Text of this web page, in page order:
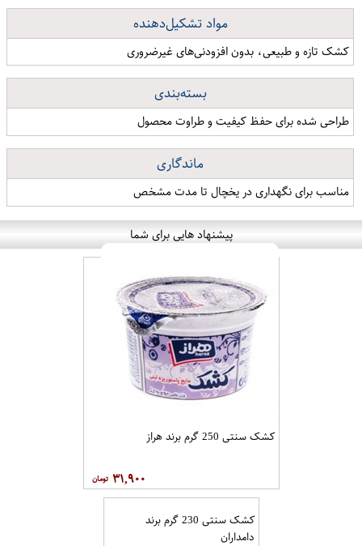
مواد تشکیل‌دهنده
کشک تازه و طبیعی، بدون افزودنی‌های غیرضروری
بسته‌بندی
طراحی شده برای حفظ کیفیت و طراوت محصول
ماندگاری
مناسب برای نگهداری در یخچال تا مدت مشخص
پیشنهاد هایی برای شما
کشک سنتی 250 گرم برند هراز
۳۱,۹۰۰
کشک سنتی 230 گرم برند
دامداران